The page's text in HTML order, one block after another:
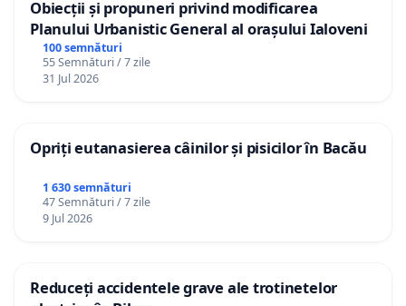
Obiecții și propuneri privind modificarea
Planului Urbanistic General al orașului Ialoveni
100 semnături
55 Semnături / 7 zile
31 Jul 2026
Opriți eutanasierea câinilor și pisicilor în Bacău
1 630 semnături
47 Semnături / 7 zile
9 Jul 2026
Reduceți accidentele grave ale trotinetelor